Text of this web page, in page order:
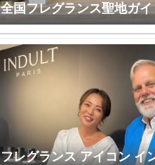
全国フレグランス聖地ガイ
フレグランス アイコン イ